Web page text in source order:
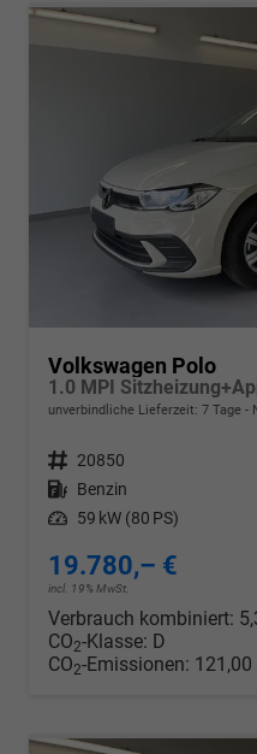
Volkswagen Polo
unverbindliche Lieferzeit: 7 Tage
Fahrzeugnr. 20850
Kraftstoff Benzin
Leistung 59 kW (80 PS)
19.780,– €
incl. 19% MwSt.
Verbrauch kombiniert:
CO2-Klasse: D
CO2-Emissionen: